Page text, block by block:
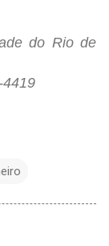
do Rio de
4419